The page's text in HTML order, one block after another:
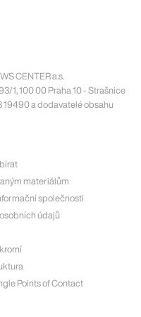
CENTER a.s.
1, 100 00 Praha 10 - Strašnice
19490 a dodavatelé obsahu
materiálům
společnosti
údajů
Points of Contact